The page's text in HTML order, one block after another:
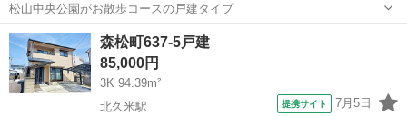
松山中央公園がお散歩コースの戸建タイプ
愛媛 松山市 市坪駅 一戸建て
森松町637-5戸建
85,000円
3K 94.39m²
北久米駅
提携サイト 7月5日